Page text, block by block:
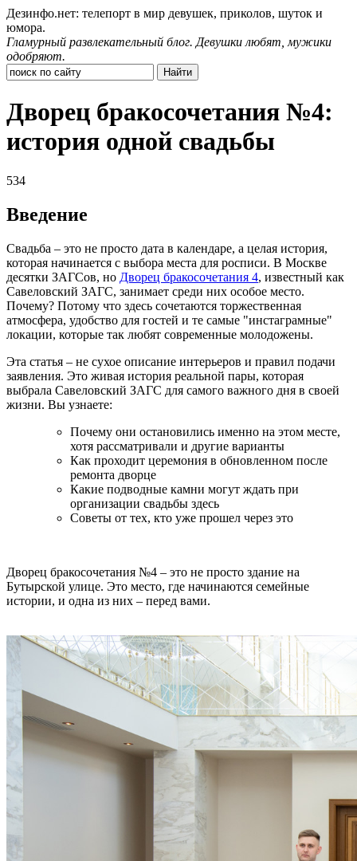
Дезинфо.нет: телепорт в мир девушек, приколов, шуток и
юмора.
Гламурный развлекательный блог. Девушки любят, мужики
одобряют.
Дворец бракосочетания №4:
история одной свадьбы
534
Введение
Свадьба – это не просто дата в календаре, а целая история,
которая начинается с выбора места для росписи. В Москве
десятки ЗАГСов, но Дворец бракосочетания 4, известный как
Савеловский ЗАГС, занимает среди них особое место.
Почему? Потому что здесь сочетаются торжественная
атмосфера, удобство для гостей и те самые "инстаграмные"
локации, которые так любят современные молодожены.
Эта статья – не сухое описание интерьеров и правил подачи
заявления. Это живая история реальной пары, которая
выбрала Савеловский ЗАГС для самого важного дня в своей
жизни. Вы узнаете:
Почему они остановились именно на этом месте,
хотя рассматривали и другие варианты
Как проходит церемония в обновленном после
ремонта дворце
Какие подводные камни могут ждать при
организации свадьбы здесь
Советы от тех, кто уже прошел через это
Дворец бракосочетания №4 – это не просто здание на
Бутырской улице. Это место, где начинаются семейные
истории, и одна из них – перед вами.